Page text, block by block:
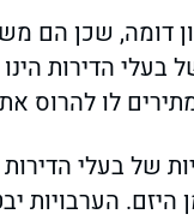
דומה, שכן הם
בעלי הדירות
לו להרוס את
של בעלי
הערבויות